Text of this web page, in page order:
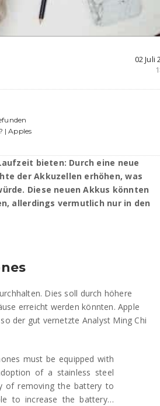
02 Juli
| Apples
bieten: Durch eine neue
der Akkuzellen erhöhen, was
Diese neuen Akkus könnten
allerdings vermutlich nur in den
Dies soll durch höhere
erreicht werden könnten. Apple
der gut vernetzte Analyst Ming Chi
must be equipped with
of a stainless steel
of removing the battery to
to increase the battery…